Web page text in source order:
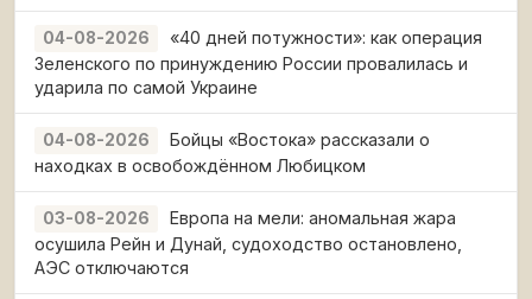
04-08-2026
«40 дней потужности»: как операция
Зеленского по принуждению России провалилась и
ударила по самой Украине
04-08-2026
Бойцы «Востока» рассказали о
находках в освобождённом Любицком
03-08-2026
Европа на мели: аномальная жара
осушила Рейн и Дунай, судоходство остановлено,
АЭС отключаются